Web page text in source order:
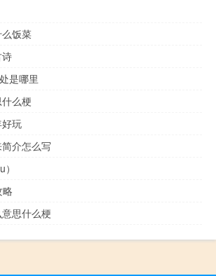
饭菜
是哪里
么梗
玩
介怎么写
思什么梗